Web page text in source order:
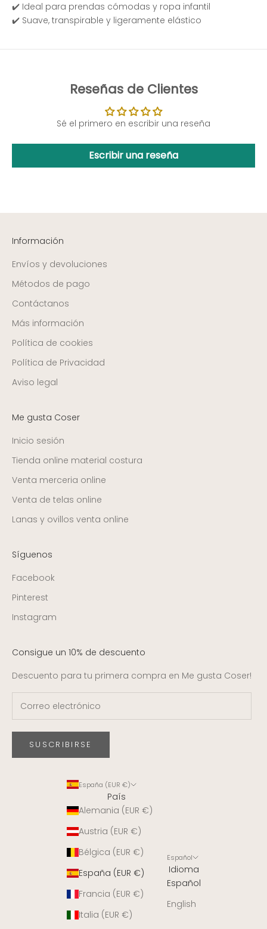
✔️ Ideal para prendas cómodas y ropa infantil
✔️ Suave, transpirable y ligeramente elástico
Reseñas de Clientes
Sé el primero en escribir una reseña
Escribir una reseña
Información
Envíos y devoluciones
Métodos de pago
Contáctanos
Más información
Política de cookies
Política de Privacidad
Aviso legal
Me gusta Coser
Inicio sesión
Tienda online material costura
Venta merceria online
Venta de telas online
Lanas y ovillos venta online
Síguenos
Facebook
Pinterest
Instagram
Consigue un 10% de descuento
Descuento para tu primera compra en Me gusta Coser!
SUSCRIBIRSE
España (EUR €)
País
Alemania (EUR €)
Austria (EUR €)
Bélgica (EUR €)
España (EUR €)
Francia (EUR €)
Italia (EUR €)
Español
Idioma
Español
English